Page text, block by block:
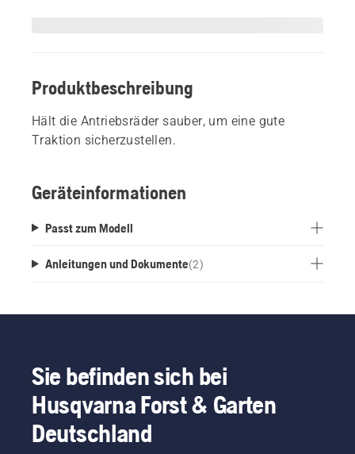
Produktbeschreibung
Hält die Antriebsräder sauber, um eine gute
Traktion sicherzustellen.
Geräteinformationen
Passt zum Modell
Anleitungen und Dokumente(2)
Sie befinden sich bei
Husqvarna Forst & Garten
Deutschland